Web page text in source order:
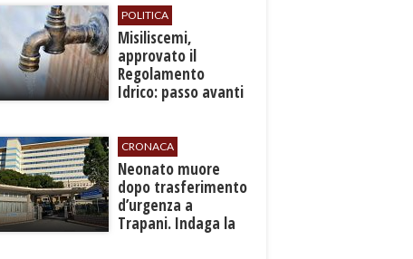
POLITICA
Misiliscemi,
approvato il
Regolamento
Idrico: passo avanti
servizio
CRONACA
​Neonato muore
dopo trasferimento
d’urgenza a
Trapani. Indaga la